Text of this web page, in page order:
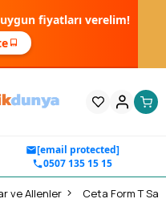
fiyatları verelim!
[email protected]
0507 135 15 15
ve Allenler Ceta Form T